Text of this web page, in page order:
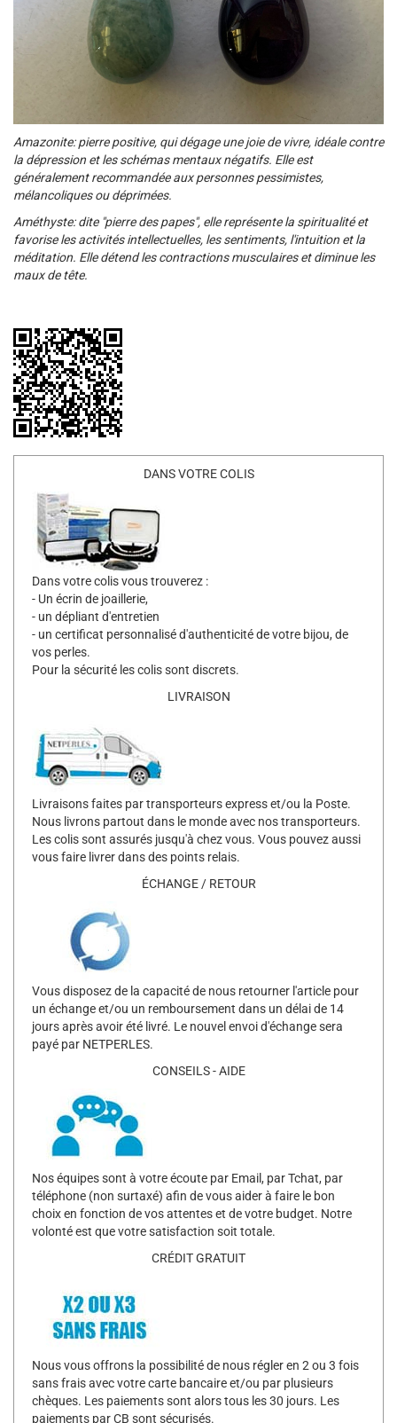
Amazonite: pierre positive, qui dégage une joie de vivre, idéale contre
la dépression et les schémas mentaux négatifs. Elle est
généralement recommandée aux personnes pessimistes,
mélancoliques ou déprimées.
Améthyste: dite "pierre des papes", elle représente la spiritualité et
favorise les activités intellectuelles, les sentiments, l'intuition et la
méditation. Elle détend les contractions musculaires et diminue les
maux de tête.
DANS VOTRE COLIS
Dans votre colis vous trouverez :
- Un écrin de joaillerie,
- un dépliant d'entretien
- un certificat personnalisé d'authenticité de votre bijou, de
vos perles.
Pour la sécurité les colis sont discrets.
LIVRAISON
Livraisons faites par transporteurs express et/ou la Poste.
Nous livrons partout dans le monde avec nos transporteurs.
Les colis sont assurés jusqu'à chez vous. Vous pouvez aussi
vous faire livrer dans des points relais.
ÉCHANGE / RETOUR
Vous disposez de la capacité de nous retourner l'article pour
un échange et/ou un remboursement dans un délai de 14
jours après avoir été livré. Le nouvel envoi d'échange sera
payé par NETPERLES.
CONSEILS - AIDE
Nos équipes sont à votre écoute par Email, par Tchat, par
téléphone (non surtaxé) afin de vous aider à faire le bon
choix en fonction de vos attentes et de votre budget. Notre
volonté est que votre satisfaction soit totale.
CRÉDIT GRATUIT
Nous vous offrons la possibilité de nous régler en 2 ou 3 fois
sans frais avec votre carte bancaire et/ou par plusieurs
chèques. Les paiements sont alors tous les 30 jours. Les
paiements par CB sont sécurisés.